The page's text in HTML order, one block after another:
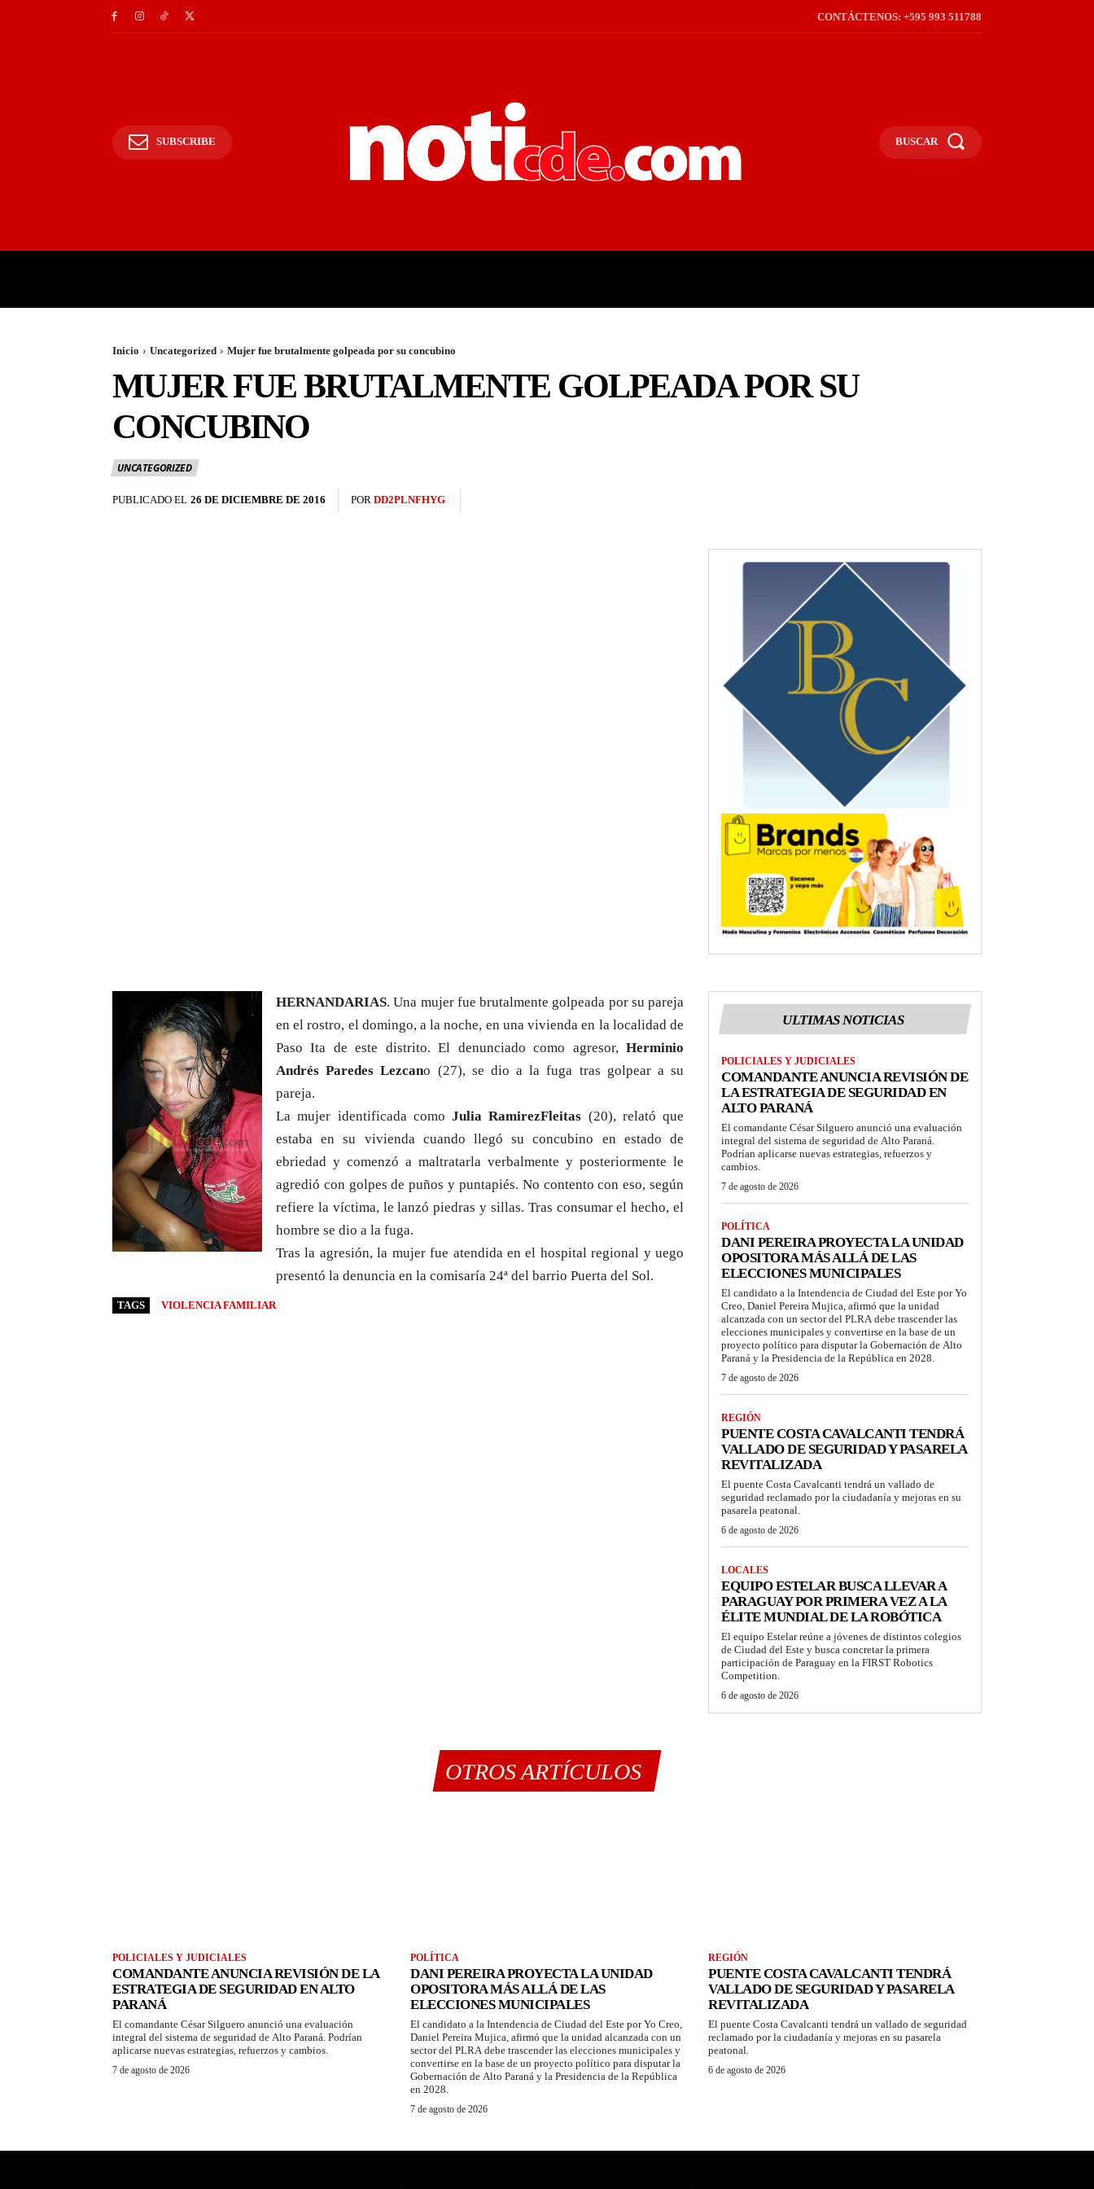
CONTÁCTENOS: +595 993 511788
SUBSCRIBE BUSCAR
Inicio Uncategorized Mujer fue brutalmente golpeada por su concubino
MUJER FUE BRUTALMENTE GOLPEADA POR SU
CONCUBINO
UNCATEGORIZED
PUBLICADO EL 26 DE DICIEMBRE DE 2016 POR DD2PLNFHYG
HERNANDARIAS. Una mujer fue brutalmente golpeada por su pareja
en el rostro, el domingo, a la noche, en una vivienda en la localidad de
Paso Ita de este distrito. El denunciado como agresor, Herminio
Andrés Paredes Lezcano (27), se dio a la fuga tras golpear a su
pareja.
La mujer identificada como Julia RamirezFleitas (20), relató que
estaba en su vivienda cuando llegó su concubino en estado de
ebriedad y comenzó a maltratarla verbalmente y posteriormente le
agredió con golpes de puños y puntapiés. No contento con eso, según
refiere la víctima, le lanzó piedras y sillas. Tras consumar el hecho, el
hombre se dio a la fuga.
Tras la agresión, la mujer fue atendida en el hospital regional y uego
presentó la denuncia en la comisaría 24ª del barrio Puerta del Sol.
TAGS VIOLENCIA FAMILIAR
ULTIMAS NOTICIAS
POLICIALES Y JUDICIALES
COMANDANTE ANUNCIA REVISIÓN DE
LA ESTRATEGIA DE SEGURIDAD EN
ALTO PARANÁ
El comandante César Silguero anunció una evaluación
integral del sistema de seguridad de Alto Paraná.
Podrían aplicarse nuevas estrategias, refuerzos y
cambios.
7 de agosto de 2026
POLÍTICA
DANI PEREIRA PROYECTA LA UNIDAD
OPOSITORA MÁS ALLÁ DE LAS
ELECCIONES MUNICIPALES
El candidato a la Intendencia de Ciudad del Este por Yo
Creo, Daniel Pereira Mujica, afirmó que la unidad
alcanzada con un sector del PLRA debe trascender las
elecciones municipales y convertirse en la base de un
proyecto político para disputar la Gobernación de Alto
Paraná y la Presidencia de la República en 2028.
7 de agosto de 2026
REGIÓN
PUENTE COSTA CAVALCANTI TENDRÁ
VALLADO DE SEGURIDAD Y PASARELA
REVITALIZADA
El puente Costa Cavalcanti tendrá un vallado de
seguridad reclamado por la ciudadanía y mejoras en su
pasarela peatonal.
6 de agosto de 2026
LOCALES
EQUIPO ESTELAR BUSCA LLEVAR A
PARAGUAY POR PRIMERA VEZ A LA
ÉLITE MUNDIAL DE LA ROBÓTICA
El equipo Estelar reúne a jóvenes de distintos colegios
de Ciudad del Este y busca concretar la primera
participación de Paraguay en la FIRST Robotics
Competition.
6 de agosto de 2026
OTROS ARTÍCULOS
POLICIALES Y JUDICIALES
COMANDANTE ANUNCIA REVISIÓN DE LA
ESTRATEGIA DE SEGURIDAD EN ALTO
PARANÁ
El comandante César Silguero anunció una evaluación
integral del sistema de seguridad de Alto Paraná. Podrían
aplicarse nuevas estrategias, refuerzos y cambios.
7 de agosto de 2026
POLÍTICA
DANI PEREIRA PROYECTA LA UNIDAD
OPOSITORA MÁS ALLÁ DE LAS
ELECCIONES MUNICIPALES
El candidato a la Intendencia de Ciudad del Este por Yo Creo,
Daniel Pereira Mujica, afirmó que la unidad alcanzada con un
sector del PLRA debe trascender las elecciones municipales y
convertirse en la base de un proyecto político para disputar la
Gobernación de Alto Paraná y la Presidencia de la República
en 2028.
7 de agosto de 2026
REGIÓN
PUENTE COSTA CAVALCANTI TENDRÁ
VALLADO DE SEGURIDAD Y PASARELA
REVITALIZADA
El puente Costa Cavalcanti tendrá un vallado de seguridad
reclamado por la ciudadanía y mejoras en su pasarela
peatonal.
6 de agosto de 2026